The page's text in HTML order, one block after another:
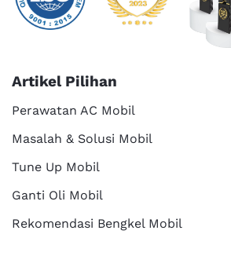
Artikel Pilihan
Perawatan AC Mobil
Masalah & Solusi Mobil
Tune Up Mobil
Ganti Oli Mobil
Rekomendasi Bengkel Mobil